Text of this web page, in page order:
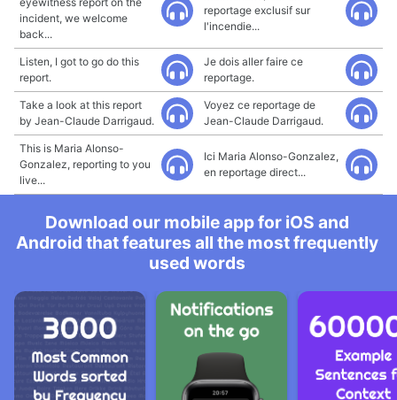
incident, we welcome
back...
reportage exclusif sur
l'incendie...
Listen, I got to go do this
report.
Je dois aller faire ce
reportage.
Take a look at this report
by Jean-Claude Darrigaud.
Voyez ce reportage de
Jean-Claude Darrigaud.
This is Maria Alonso-
Gonzalez, reporting to you
live...
Ici Maria Alonso-Gonzalez,
en reportage direct...
Download our mobile app for iOS and
Android that features all the most frequently
used words